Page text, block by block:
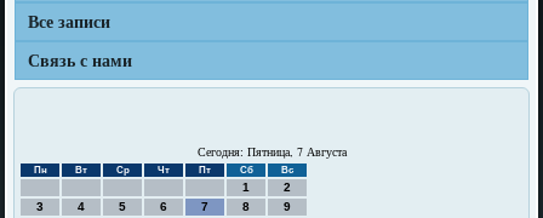
Все записи
Связь с нами
Сегодня: Пятница, 7 Августа
Пн Вт Ср Чт Пт Сб Вс
1
2
3
4 5 6 7 8
9